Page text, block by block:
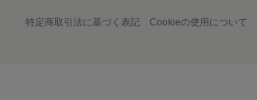
特定商取引法に基づく表記 Cookieの使用について